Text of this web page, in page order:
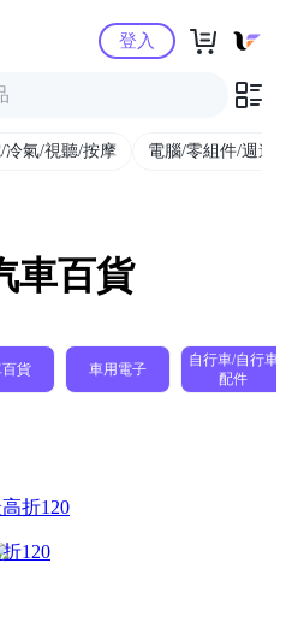
Yahoo購物中心
登入
冷氣/視聽/按摩 電腦/零組件/週邊/
車百貨
貨 車用電子
自行車/自行車
配件
120